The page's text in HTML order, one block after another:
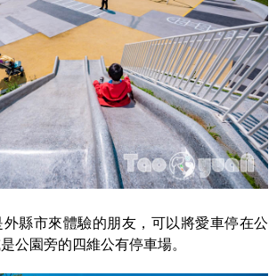
縣市來體驗的朋友，可以將愛車停在公
公園旁的四維公有停車場。